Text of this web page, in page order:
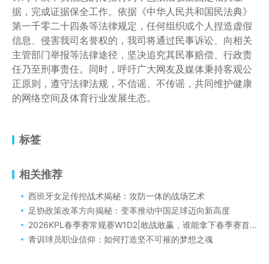
据，完成证据保全工作。依据《中华人民共和国民法典》
第一千零二十四条等法律规定，任何组织或个人捏造虚假
信息、侵害我司名誉权的，我司将通过民事诉讼、向相关
主管部门举报等法律途径，坚决追究其民事赔偿、行政责
任乃至刑事责任。同时，呼吁广大网友及媒体秉持客观公
正原则，遵守法律法规，不信谣、不传谣，共同维护健康
的网络空间及体育行业发展生态。
标签
相关推荐
西班牙女足传控战术揭秘：攻防一体的战场艺术
足协政策改革方向揭秘：变革推动中国足球迈向新高度
2026KPL春季赛常规赛W1D2|敢战敢赢，谁能拿下春季赛首胜？|KPL限定皮肤匿光小队限时返场
青训球员职业信仰：如何打造坚不可摧的梦想之魂